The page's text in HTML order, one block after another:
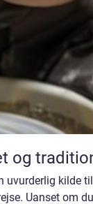
og
uvurderlig kilde til
Uanset om